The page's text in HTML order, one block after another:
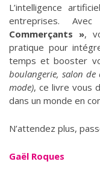
L’intelligence
entreprises.
Commerçants »,
pratique pour
temps et booster
boulangerie, salon de
mode), ce livre vous
dans un monde en
N’attendez plus,
Gaël Roques